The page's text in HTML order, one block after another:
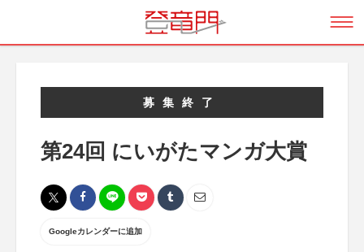
募集終了
第24回 にいがたマンガ大賞
Googleカレンダーに追加